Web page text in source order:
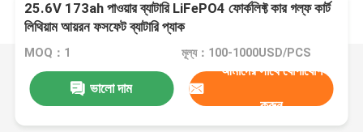
25.6V 173ah পাওয়ার ব্যাটারি LiFePO4 ফোর্কলিফ্ট কার গল্ফ কার্ট
লিথিয়াম আয়রন ফসফেট ব্যাটারি প্যাক
MOQ：1 মূল্য：100-1000USD/PCS
ভালো দাম
আমাদের সাথে যোগাযোগ
করুন